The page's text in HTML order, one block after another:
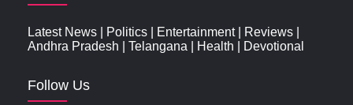
Latest News Politics Entertainment| Reviews
Andhra Pradesh
Telangana Health Devotional
Follow Us